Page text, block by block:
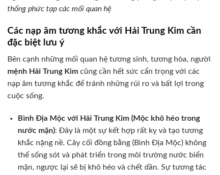
thống phức tạp các mối quan hệ
Các nạp âm tương khắc với Hải Trung Kim cần
đặc biệt lưu ý
Bên cạnh những mối quan hệ tương sinh, tương hòa, người
mệnh Hải Trung Kim cũng cần hết sức cẩn trọng với các
nạp âm tương khắc để tránh những rủi ro và bất lợi trong
cuộc sống.
Bình Địa Mộc với Hải Trung Kim (Mộc khô héo trong
nước mặn): Đây là một sự kết hợp rất kỵ và tạo tương
khắc nặng nề. Cây cối đồng bằng (Bình Địa Mộc) không
thể sống sót và phát triển trong môi trường nước biển
mặn, ngược lại sẽ bị khô héo và chết dần. Sự tương tác